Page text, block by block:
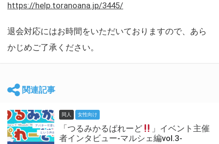
https://help.toranoana.jp/3445/
退会対応にはお時間をいただいておりますので、あら
かじめご了承ください。
関連記事
同人 女性向け
「つるみかるぱれーど
」イベント主催
者インタビュー-マルシェ編vol.3-